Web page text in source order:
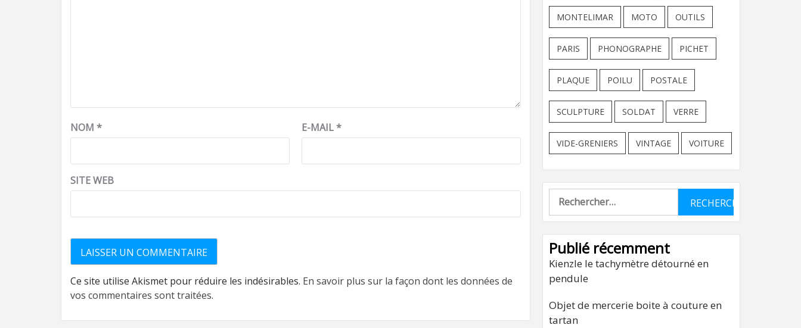
NOM * E-MAIL*
SITE WEB
Ce site utilise Akismet pour réduire les indésirables. En savoir plus sur la façon dont les données de
vos commentaires sont traitées.
MONTELIMAR MOTO OUTILS
PARIS PHONOGRAPHE PICHET
PLAQUE POILU POSTALE
SCULPTURE SOLDAT VERRE
VIDE-GRENIERS VINTAGE VOITURE
Rechercher :
Publié récemment
Kienzle le tachymètre détourné en
pendule
Objet de mercerie boite à couture en
tartan